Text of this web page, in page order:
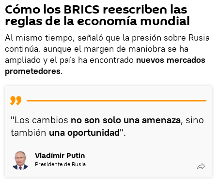
Cómo los BRICS reescriben las
reglas de la economía mundial
Al mismo tiempo, señaló que la presión sobre Rusia
continúa, aunque el margen de maniobra se ha
ampliado y el país ha encontrado nuevos mercados
prometedores.
"Los cambios no son solo una amenaza, sino
también una oportunidad".
Vladímir Putin
Presidente de Rusia